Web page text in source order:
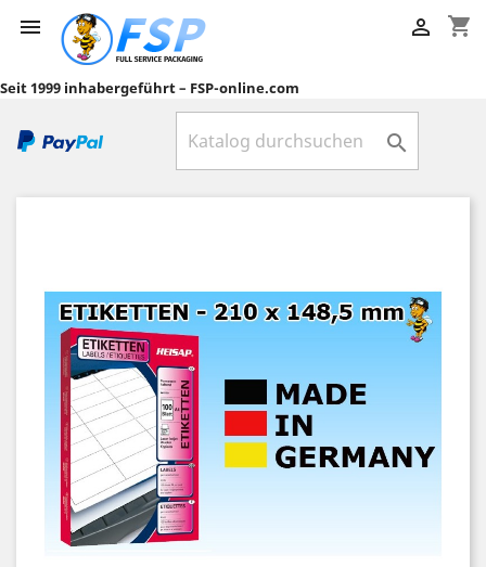
 shopping_cart

Seit 1999 inhabergeführt – FSP-online.com
